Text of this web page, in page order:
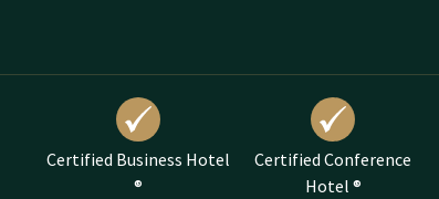
Certified Business Hotel
®
Certified Conference
Hotel ®